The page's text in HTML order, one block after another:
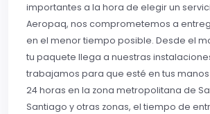
importantes a la hora de elegir un
Aeropaq, nos comprometemos a
en el menor tiempo posible. Desde el
tu paquete llega a nuestras
trabajamos para que esté en tus
24 horas en la zona metropolitana de
Santiago y otras zonas, el tiempo de